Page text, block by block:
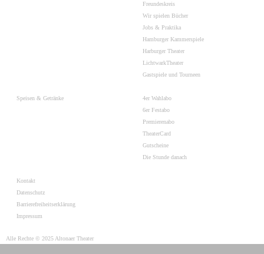
Freundeskreis
Wir spielen Bücher
Jobs & Praktika
Hamburger Kammerspiele
Harburger Theater
LichtwarkTheater
Gastspiele und Tourneen
Speisen & Getränke
4er Wahlabo
6er Festabo
Premierenabo
TheaterCard
Gutscheine
Die Stunde danach
Kontakt
Datenschutz
Barrierefreiheitserklärung
Impressum
Alle Rechte © 2025 Altonaer Theater